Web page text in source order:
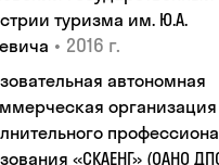
туризма им. Ю.А.
• 2016 г.
автономная
организация
«СКАЕНГ» (ОАНО